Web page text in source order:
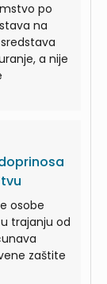
po
na
a nije
osobe
trajanju od
zaštite